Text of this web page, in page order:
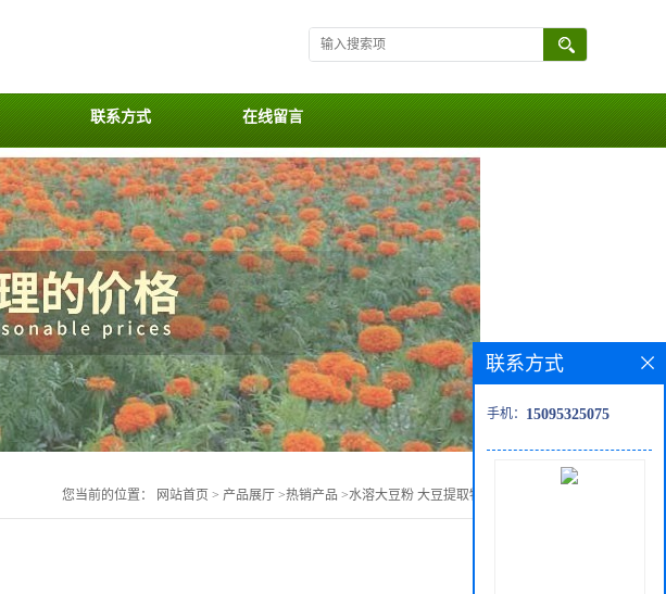
联系方式 在线留言
您当前的位置： 网站首页 > 产品展厅 >热销产品 >水溶大豆粉 大豆提取物10:1 20:1 包邮
联系方式
手机： 15095325075